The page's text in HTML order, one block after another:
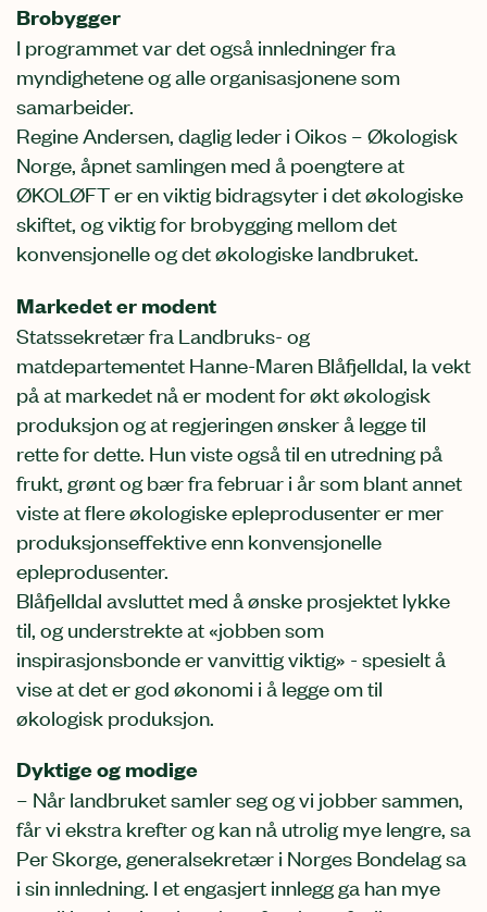
Brobygger
I programmet var det også innledninger fra
myndighetene og alle organisasjonene som
samarbeider.
Regine Andersen, daglig leder i Oikos – Økologisk
Norge, åpnet samlingen med å poengtere at
ØKOLØFT er en viktig bidragsyter i det økologiske
skiftet, og viktig for brobygging mellom det
konvensjonelle og det økologiske landbruket.
Markedet er modent
Statssekretær fra Landbruks- og
matdepartementet Hanne-Maren Blåfjelldal, la vekt
på at markedet nå er modent for økt økologisk
produksjon og at regjeringen ønsker å legge til
rette for dette. Hun viste også til en utredning på
frukt, grønt og bær fra februar i år som blant annet
viste at flereøkologiske epleprodusenter er mer
produksjonseffektive enn konvensjonelle
epleprodusenter.
Blåfjelldal avsluttet med å ønske prosjektet lykke
til, og understrekte at «jobben som
inspirasjonsbonde er vanvittig viktig» - spesielt å
vise at det er god økonomi i å legge om til
økologisk produksjon.
Dyktige og modige
– Når landbruket samler seg og vi jobber sammen,
får vi ekstra krefter og kan nå utrolig mye lengre, sa
Per Skorge, generalsekretær i Norges Bondelag sa
i sin innledning. I et engasjert innlegg ga han mye